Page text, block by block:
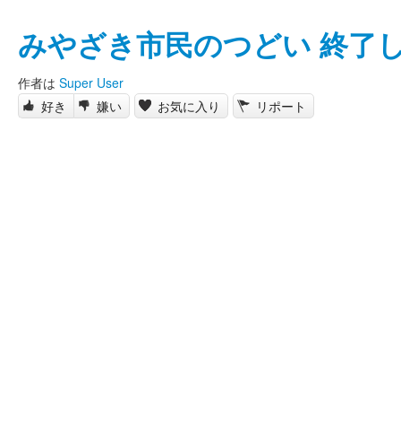
みやざき市民のつどい 終了
作者は Super User
好き
嫌い お気に入り リポート